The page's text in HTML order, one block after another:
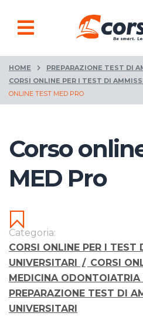
HOME
PREPARAZIONE TEST DI
CORSI ONLINE PER I TEST DI
ONLINE TEST MED PRO
Corso
MED Pro
Categoria:
CORSI ONLINE PER I TEST
UNIVERSITARI
/ CORSI
MEDICINA ODONTOIATRIA
PREPARAZIONE TEST DI
UNIVERSITARI